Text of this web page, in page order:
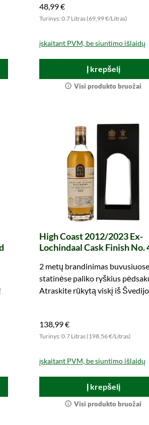
48,99 €
Turinys: 0.7 Litras (69,99 €/Litras)
įskaitant PVM, be siuntimo išlaidų
Į krepšelį
Visi produkto bruožai
High Coast 2012/2023 Ex-
Lochindaal Cask Finish No.
2 metų brandinimas
statinėse paliko ryškius
Atraskite rūkytą viskį iš
138,99 €
Turinys: 0.7 Litras (198,56 €/Litras)
įskaitant PVM, be siuntimo išlaidų
Į krepšelį
Visi produkto bruožai